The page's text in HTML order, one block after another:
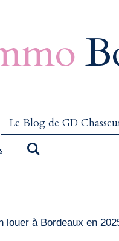
Le Blog de GD
louer à Bordeaux en